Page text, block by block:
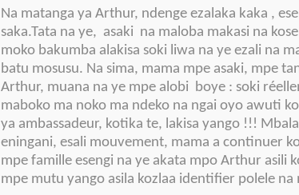
Na matanga ya Arthur, ndenge ezalaka kaka ,
saka.Tata na ye, asaki na maloba makasi na
moko bakumba alakisa soki liwa na ye ezali na
batu mosusu. Na sima, mama mpe asaki, mpe
Arthur, muana na ye mpe alobi boye : soki
maboko ma noko ma ndeko na ngai oyo awuti
ya ambassadeur, kotika te, lakisa yango !!!
eningani, esali mouvement, mama a continuer
mpe famille esengi na ye akata mpo Arthur asili
mpe mutu yango asila kozlaa identifier polele na